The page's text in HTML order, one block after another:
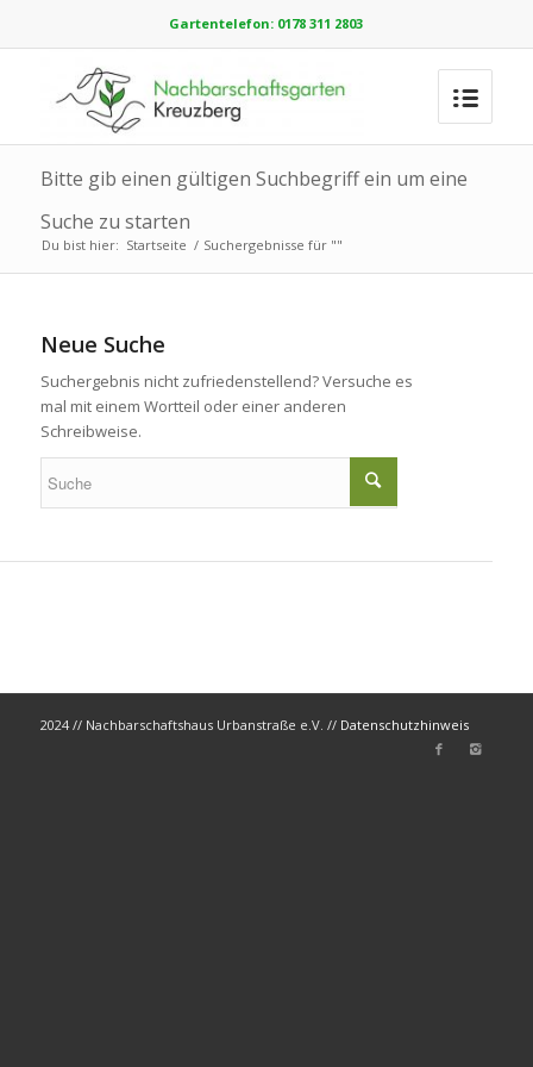
Gartentelefon: 0178 311 2803
Bitte gib einen gültigen Suchbegriff ein um eine
Suche zu starten
Du bist hier: Startseite / Suchergebnisse für ""
Neue Suche
Suchergebnis nicht zufriedenstellend? Versuche es
mal mit einem Wortteil oder einer anderen
Schreibweise.
2024 // Nachbarschaftshaus Urbanstraße e.V. // Datenschutzhinweis